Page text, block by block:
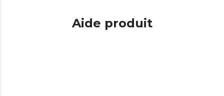
Aide produit